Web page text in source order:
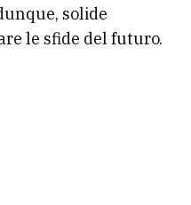
solide
le sfide del futuro.